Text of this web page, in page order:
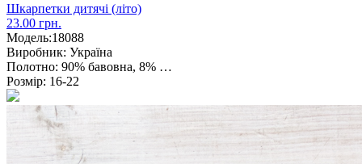
Шкарпетки дитячі (літо)
23.00 грн.
Модель:18088
Виробник: Україна
Полотно: 90% бавовна, 8% …
Розмір: 16-22